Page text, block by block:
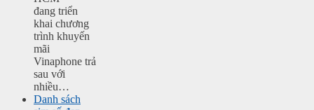
đang triển
khai chương
trình khuyến
mãi
Vinaphone trả
sau với
nhiều…
Danh sách